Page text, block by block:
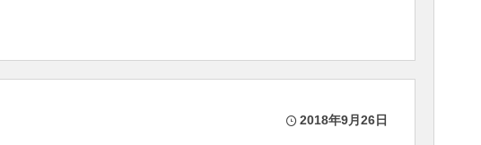
2018年9月26日